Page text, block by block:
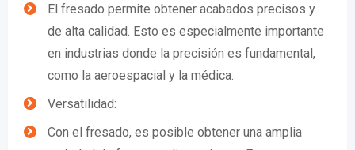
El fresado permite obtener acabados precisos y
de alta calidad. Esto es especialmente importante
en industrias donde la precisión es fundamental,
como la aeroespacial y la médica.
Versatilidad:
Con el fresado, es posible obtener una amplia